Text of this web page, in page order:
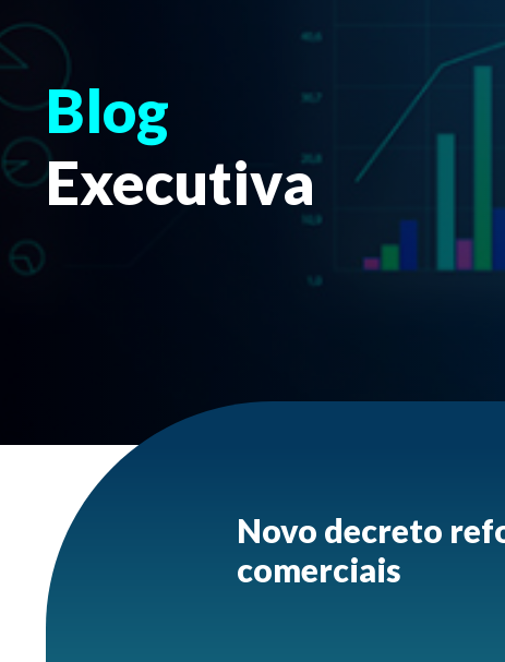
Blog
Executiva
Novo decreto
comerciais